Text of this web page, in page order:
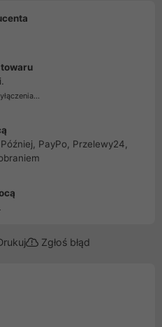
PayPo, Przelewy24,
Zgłoś błąd